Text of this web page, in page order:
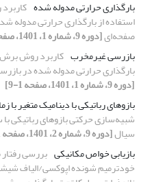
بارگذاری حرارتی مدوله شده
استفاده از بارگذاری حرارتی
صفحه‌ای[دوره 9، شماره 1، 1401، صفحه 1-9]
بازرسی غیرمخرب کاربرد روش
بارگذاری حرارتی مدوله شده در
[دوره 9، شماره 1، 1401، صفحه 1-9]
بازوهای رباتیکی با دینامیک متغیر با
شبیه‌سازی حرکتی بازوهای رباتیکی با
سیال[دوره 9، شماره 2، 1401، صفحه 41-51]
بازیابی خواص مکانیکی بررسی
خودترمیم شونده اپوکسی/الیاف